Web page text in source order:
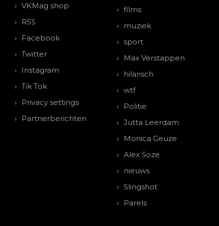
VKMag shop
RSS
Facebook
Twitter
Instagram
Tik Tok
Privacy settings
Partnerberichten
films
muziek
sport
Max Verstappen
hilarisch
wtf
Politie
Jutta Leerdam
Monica Geuze
Alex Soze
nieuws
Slingshot
Parels